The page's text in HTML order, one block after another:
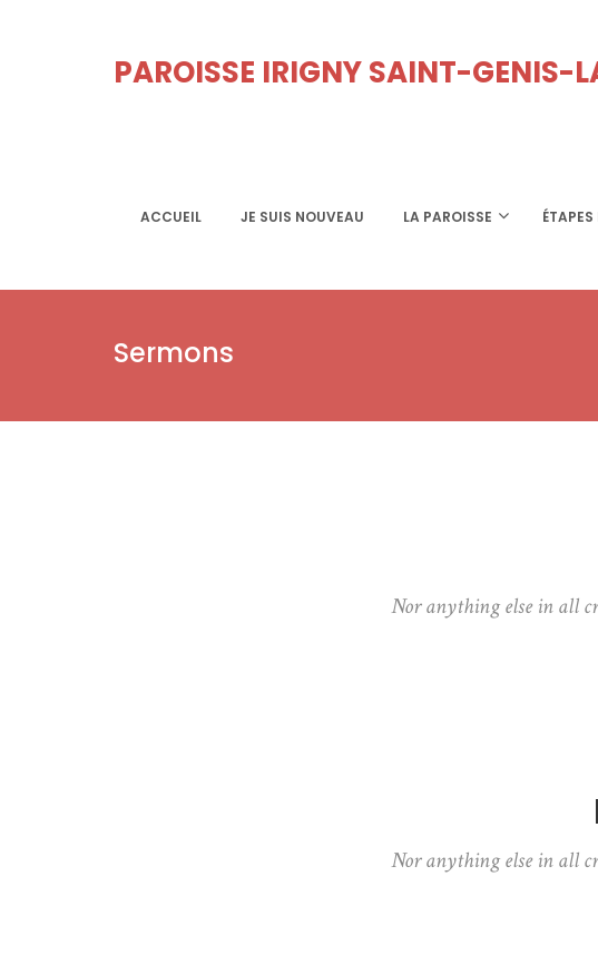
PAROISSE IRIGNY SAINT-GENIS-
ACCUEIL JE SUIS NOUVEAU LA PAROISSE
Sermons
Nor anything else in all
Nor anything else in all